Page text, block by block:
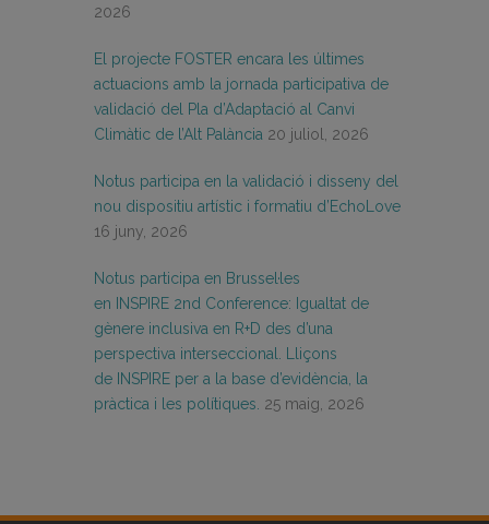
2026
El projecte FOSTER encara les últimes
actuacions amb la jornada participativa de
validació del Pla d’Adaptació al Canvi
Climàtic de l’Alt Palància 20 juliol, 2026
Notus participa en la validació i disseny del
nou dispositiu artístic i formatiu d’EchoLove
16 juny, 2026
Notus participa en Brussel·les
en INSPIRE 2nd Conference: Igualtat de
gènere inclusiva en R+D des d’una
perspectiva interseccional. Lliçons
de INSPIRE per a la base d’evidència, la
pràctica i les polítiques. 25 maig, 2026